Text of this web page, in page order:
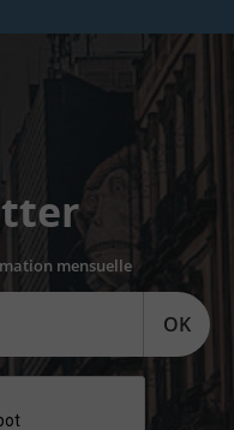
mensuelle
OK